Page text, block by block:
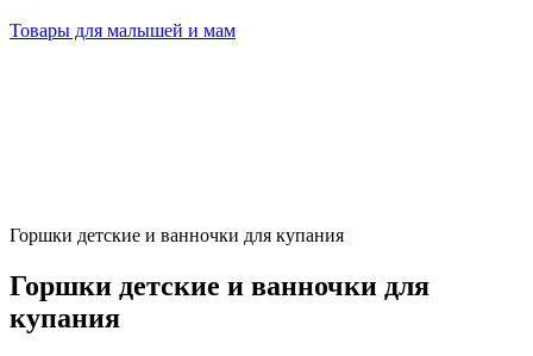
Товары для малышей и мам
Горшки детские и ванночки для купания
Горшки детские и ванночки для
купания